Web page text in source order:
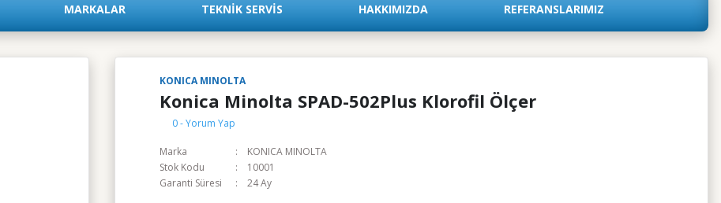
MARKALAR TEKNIK SERVIS HAKKIMIZDA REFERANSLARIMIZ
KONICA MINOLTA
Konica Minolta SPAD-502Plus Klorofil Ölçer
0 - Yorum Yap
Marka
KONICA MINOLTA
Stok Kodu
10001
Garanti Süresi
24 Ay